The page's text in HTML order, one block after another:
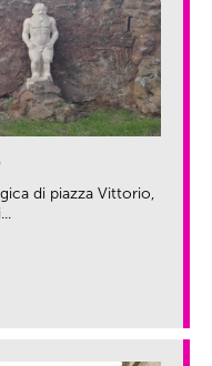
di piazza Vittorio,